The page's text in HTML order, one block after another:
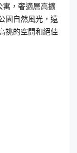
寓，奢適層高擴
園自然風光，遠
挑的空間和絕佳